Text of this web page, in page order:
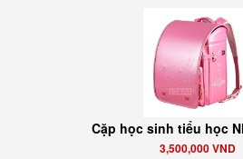
Cặp học sinh tiểu học
3,500,000 VND